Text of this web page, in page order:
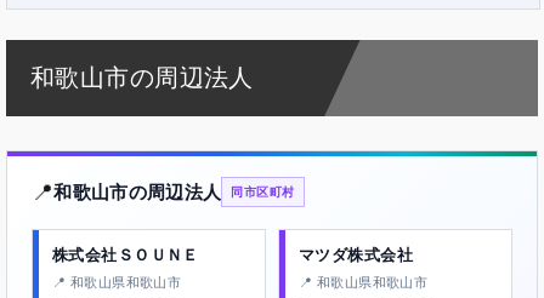
和歌山市の周辺法人
📍和歌山市の周辺法人 同市区町村
株式会社ＳＯＵＮＥ
📍 和歌山県和歌山市
マツダ株式会社
📍 和歌山県和歌山市